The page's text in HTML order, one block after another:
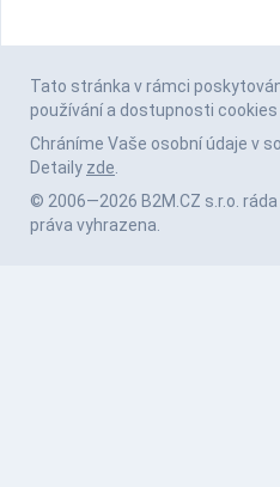
Tato stránka v rámci
používání a dostupnosti
Chráníme Vaše osobní údaje v
Detaily zde.
© 2006—2026 B2M.CZ s.r.o. ráda
práva vyhrazena.